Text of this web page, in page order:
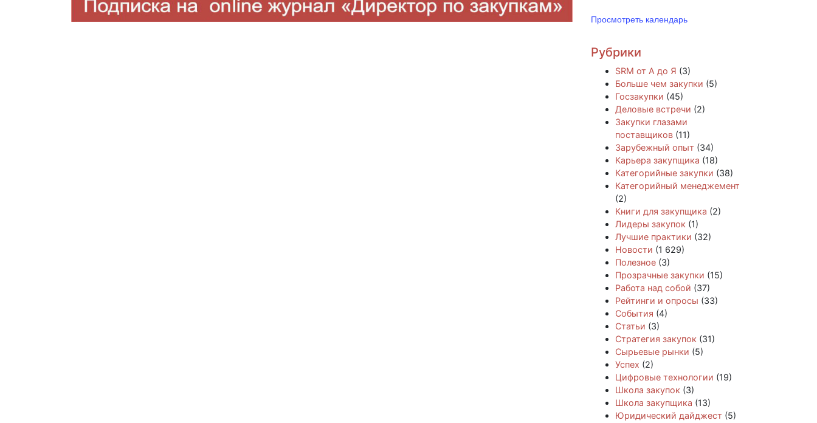
Просмотреть календарь
Рубрики
SRM от А до Я (3)
Больше чем закупки (5)
Госзакупки (45)
Деловые встречи (2)
Закупки глазами
поставщиков (11)
Зарубежный опыт (34)
Карьера закупщика (18)
Категорийные закупки (38)
Категорийный менеджемент
(2)
Книги для закупщика (2)
Лидеры закупок (1)
Лучшие практики (32)
Новости (1 629)
Полезное (3)
Прозрачные закупки (15)
Работа над собой (37)
Рейтинги и опросы (33)
События (4)
Статьи (3)
Стратегия закупок (31)
Сырьевые рынки (5)
Успех (2)
Цифровые технологии (19)
Школа закупок (3)
Школа закупщика (13)
Юридический дайджест (5)